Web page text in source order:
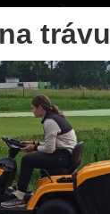
trávu